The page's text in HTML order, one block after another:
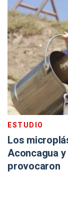
ESTUDIO
Los
Aconcagua
provocaron